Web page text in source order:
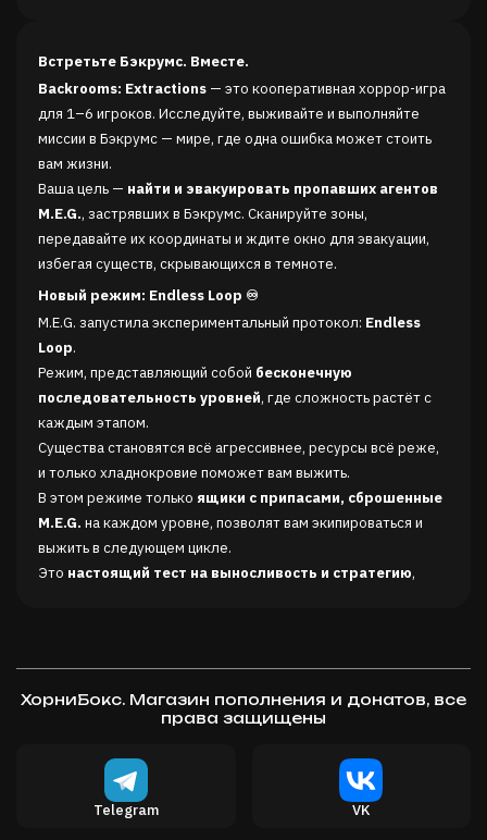
Встретьте Бэкрумс. Вместе.
Backrooms: Extractions — это кооперативная хоррор-игра
для 1–6 игроков. Исследуйте, выживайте и выполняйте
миссии в Бэкрумс — мире, где одна ошибка может стоить
вам жизни.
Ваша цель — найти и эвакуировать пропавших агентов
M.E.G., застрявших в Бэкрумс. Сканируйте зоны,
передавайте их координаты и ждите окно для эвакуации,
избегая существ, скрывающихся в темноте.
Новый режим: Endless Loop ♾️
M.E.G. запустила экспериментальный протокол: Endless
Loop.
Режим, представляющий собой бесконечную
последовательность уровней, где сложность растёт с
каждым этапом.
Существа становятся всё агрессивнее, ресурсы всё реже,
и только хладнокровие поможет вам выжить.
В этом режиме только ящики с припасами, сброшенные
M.E.G. на каждом уровне, позволят вам экипироваться и
выжить в следующем цикле.
Это настоящий тест на выносливость и стратегию,
координировать эвакуации.
Коммуникация жизненно важна
встроенный
голосовой чат (VOIP) усиливает напряжение, ведь
существа тоже могут вас услышать.
Геймплей эвакуации
ХорниБокс. Магазин пополнения и донатов, все
права защищены
Telegram VK